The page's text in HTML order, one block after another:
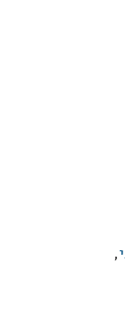
,